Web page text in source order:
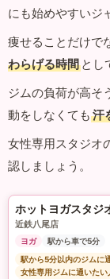
にも始めやすいジ
痩せることだけで
わらげる時間 とし
ジムの負荷が高そ
動をしなくても 汗
女性専用スタジオ
認しましょう。
ホットヨガスタジ
近鉄八尾店
ヨガ
駅から車で5分
駅から5分以内のジムに
女性専用ジムに通いたい